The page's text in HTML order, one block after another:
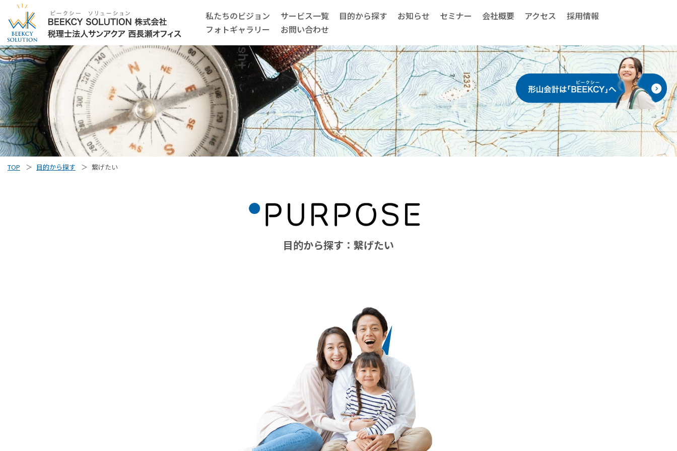
私たちのビジョン サービス一覧 目的から探す お知らせ セミナー 会社概要 アクセス
採用情報
フォトギャラリー
お問い合わせ
TOP 目的から探す 繋げたい
目的から探す：繋げたい